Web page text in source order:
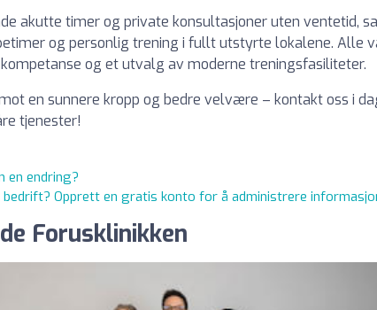
akutte timer og private konsultasjoner uten ventetid,
og personlig trening i fullt utstyrte lokalene. Alle
og et utvalg av moderne treningsfasiliteter.
en sunnere kropp og bedre velvære – kontakt oss i
tjenester!
en endring?
bedrift? Opprett en gratis konto for å administrere
Forusklinikken